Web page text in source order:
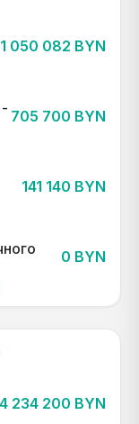
1 050 082 BYN
705 700 BYN
141 140 BYN
0 BYN
4 234 200 BYN